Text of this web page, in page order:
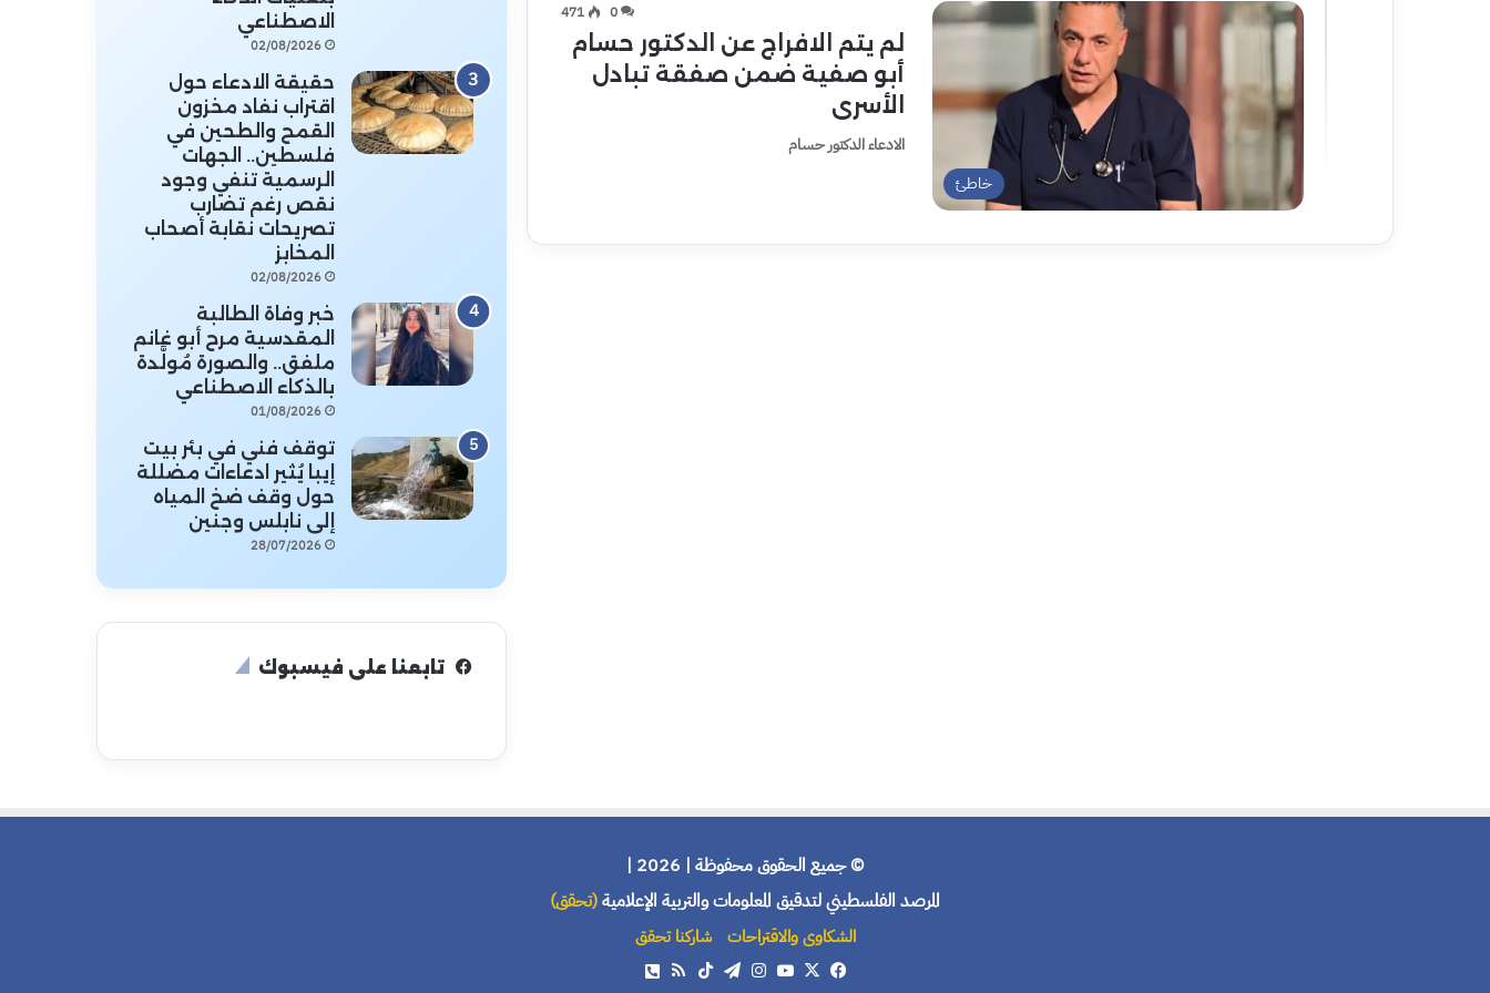
خاطئ
0
471
لم يتم الافراج عن الدكتور حسام
أبو صفية ضمن صفقة تبادل
الأسرى
الادعاء الدكتور حسام
الاصطناعي
02/08/2026
حقيقة الادعاء حول
اقتراب نفاد مخزون
القمح والطحين في
فلسطين.. الجهات
الرسمية تنفي وجود
نقص رغم تضارب
تصريحات نقابة أصحاب
المخابز
02/08/2026
خبر وفاة الطالبة
المقدسية مرح أبو غانم
ملفق.. والصورة مُولَّدة
بالذكاء الاصطناعي
01/08/2026
توقف فني في بئر بيت
إيبا يُثير ادعاءات مضللة
حول وقف ضخ المياه
إلى نابلس وجنين
28/07/2026
تابعنا على فيسبوك
© جميع الحقوق محفوظة | 2026 |
المرصد الفلسطيني لتدقيق المعلومات والتربية الإعلامية(تحقق)
الشكاوى والاقتراحات
شاركنا تحقق
فيسبوك
X يوتيوبانستقرامتيلقرام‫TikTokملخص